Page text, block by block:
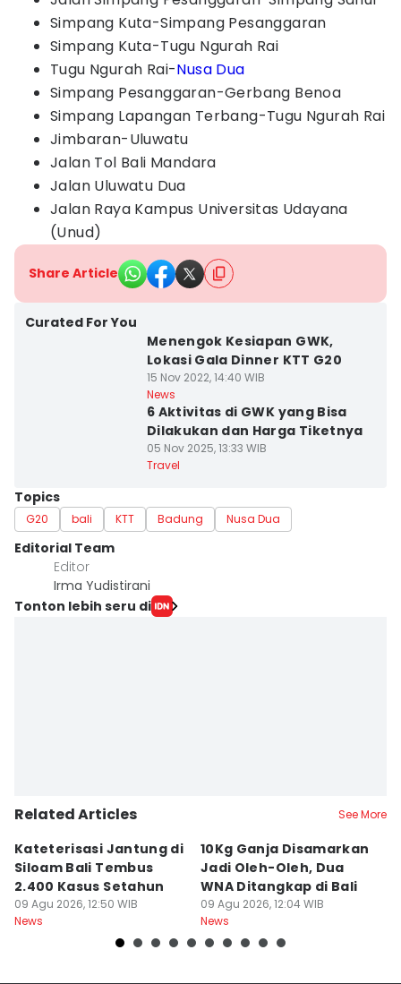
Simpang Kuta-Simpang Pesanggaran
Simpang Kuta-Tugu Ngurah Rai
Tugu Ngurah Rai-Nusa Dua
Simpang Pesanggaran-Gerbang Benoa
Simpang Lapangan Terbang-Tugu Ngurah Rai
Jimbaran-Uluwatu
Jalan Tol Bali Mandara
Jalan Uluwatu Dua
Jalan Raya Kampus Universitas Udayana
(Unud)
Share Article
Curated For You
Menengok Kesiapan GWK,
Lokasi Gala Dinner KTT G20
15 Nov 2022, 14:40 WIB
News
6 Aktivitas di GWK yang Bisa
Dilakukan dan Harga Tiketnya
05 Nov 2025, 13:33 WIB
Travel
Topics
G20 bali KTT Badung Nusa Dua
Editorial Team
Editor
Irma Yudistirani
Tonton lebih seru di
Related Articles See More
Kateterisasi Jantung di
Siloam Bali Tembus
2.400 Kasus Setahun
09 Agu 2026, 12:50 WIB
News
10Kg Ganja Disamarkan
Jadi Oleh-Oleh, Dua
WNA Ditangkap di Bali
09 Agu 2026, 12:04 WIB
News